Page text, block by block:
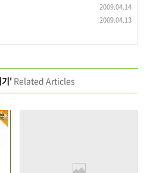
2009.04.14
2009.04.13
기'Related Articles